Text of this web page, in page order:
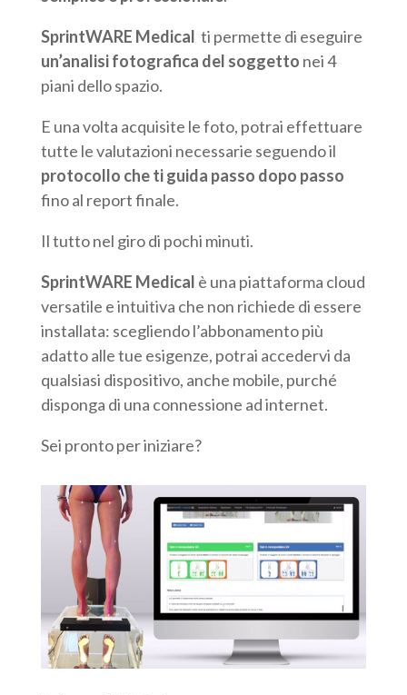
SprintWARE Medical ti permette di eseguire
un’analisi fotografica del soggetto nei 4
piani dello spazio.
E una volta acquisite le foto, potrai effettuare
tutte le valutazioni necessarie seguendo il
protocollo che ti guida passo dopo passo
fino al report finale.
Il tutto nel giro di pochi minuti.
SprintWARE Medical è una piattaforma cloud
versatile e intuitiva che non richiede di essere
installata: scegliendo l’abbonamento più
adatto alle tue esigenze, potrai accedervi da
qualsiasi dispositivo, anche mobile, purché
disponga di una connessione ad internet.
Sei pronto per iniziare?